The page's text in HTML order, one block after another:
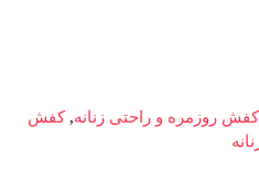
کفش روزمره و راحتی زنانه,کفش